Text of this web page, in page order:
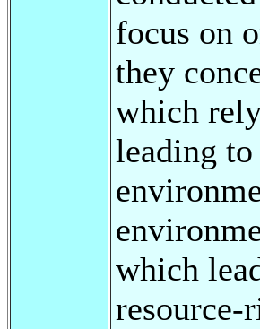
focus on
they
which
leading
which
resource-